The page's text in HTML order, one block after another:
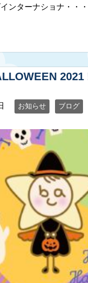
ンターナショナ・・・
2021
お知らせ ブログ